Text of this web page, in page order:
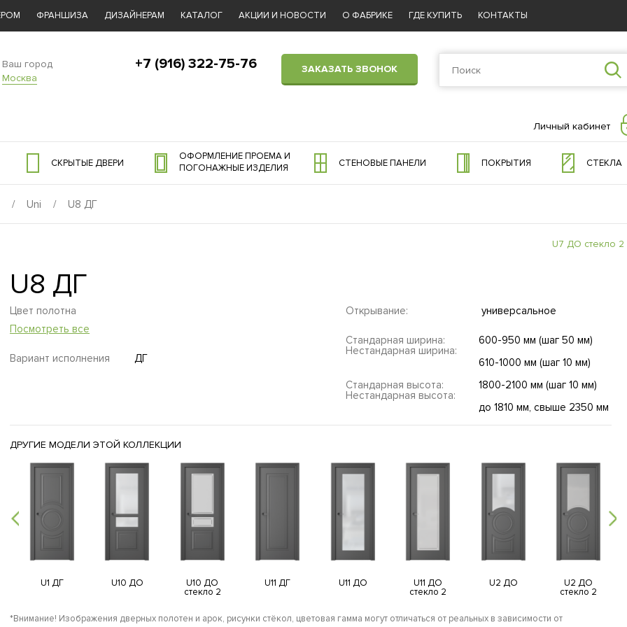
ФРАНШИЗА ДИЗАЙНЕРАМ КАТАЛОГ АКЦИИ И НОВОСТИ О ФАБРИКЕ ГДЕ КУПИТЬ КОНТАКТЫ
Ваш город
Москва
+7 (916) 322-75-76 ЗАКАЗАТЬ ЗВОНОК
Личный кабинет
СКРЫТЫЕ ДВЕРИ
ОФОРМЛЕНИЕ ПРОЕМА И
ПОГОНАЖНЫЕ ИЗДЕЛИЯ
СТЕНОВЫЕ ПАНЕЛИ ПОКРЫТИЯ СТЕКЛА
/ Uni / U8 ДГ
U7 ДО стекло 2
U8 ДГ
Цвет полотна
Посмотреть все
Вариант исполнения ДГ
Открывание: универсальное
Стандарная ширина:
600-950 мм (шаг 50 мм)
Нестандарная ширина:
610-1000 мм (шаг 10 мм)
Стандарная высота:
1800-2100 мм (шаг 10 мм)
Нестандарная высота:
до 1810 мм, свыше 2350 мм
ДРУГИЕ МОДЕЛИ ЭТОЙ КОЛЛЕКЦИИ
U1 ДГ U10 ДО
U10 ДО
стекло 2
U11 ДГ U11 ДО
U11 ДО
стекло 2
U2 ДО
U2 ДО
стекло 2
*Внимание! Изображения дверных полотен и арок, рисунки стёкол, цветовая гамма могут отличаться от реальных в зависимости от